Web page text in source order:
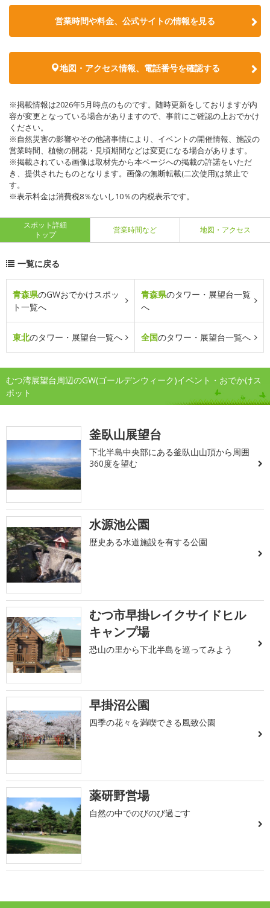
営業時間や料金、公式サイトの情報を見る
地図・アクセス情報、電話番号を確認する
※掲載情報は2026年5月時点のものです。随時更新をしておりますが内
容が変更となっている場合がありますので、事前にご確認の上おでかけ
ください。
※自然災害の影響やその他諸事情により、イベントの開催情報、施設の
営業時間、植物の開花・見頃期間などは変更になる場合があります。
※掲載されている画像は取材先から本ページへの掲載の許諾をいただ
き、提供されたものとなります。画像の無断転載(二次使用)は禁止で
す。
※表示料金は消費税8％ないし10％の内税表示です。
スポット詳細
トップ
営業時間など 地図・アクセス
一覧に戻る
青森県のGWおでかけスポッ
ト一覧へ
青森県のタワー・展望台一覧
へ
東北のタワー・展望台一覧へ 全国のタワー・展望台一覧へ
むつ湾展望台周辺のGW(ゴールデンウィーク)イベント・おでかけス
ポット
釜臥山展望台
下北半島中央部にある釜臥山山頂から周囲
360度を望む
水源池公園
歴史ある水道施設を有する公園
むつ市早掛レイクサイドヒル
キャンプ場
恐山の里から下北半島を巡ってみよう
早掛沼公園
四季の花々を満喫できる風致公園
薬研野営場
自然の中でのびのび過ごす